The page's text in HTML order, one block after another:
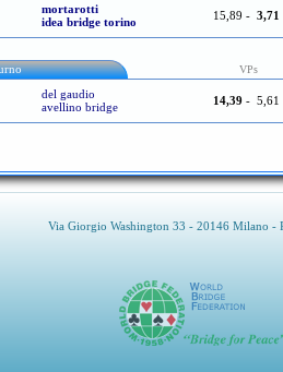
mortarotti
idea bridge torino
15,89 - 3,71
VPs
del gaudio
avellino bridge
14,39 - 5,61
Via Giorgio Washington 33 - 20146 Milano -